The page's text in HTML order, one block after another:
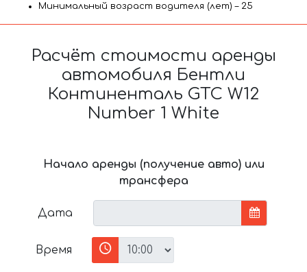
Минимальный возраст водителя (лет) – 25
Расчёт стоимости аренды
автомобиля Бентли
Континенталь GTC W12
Number 1 White
Начало аренды (получение авто) или
трансфера
Дата
Время